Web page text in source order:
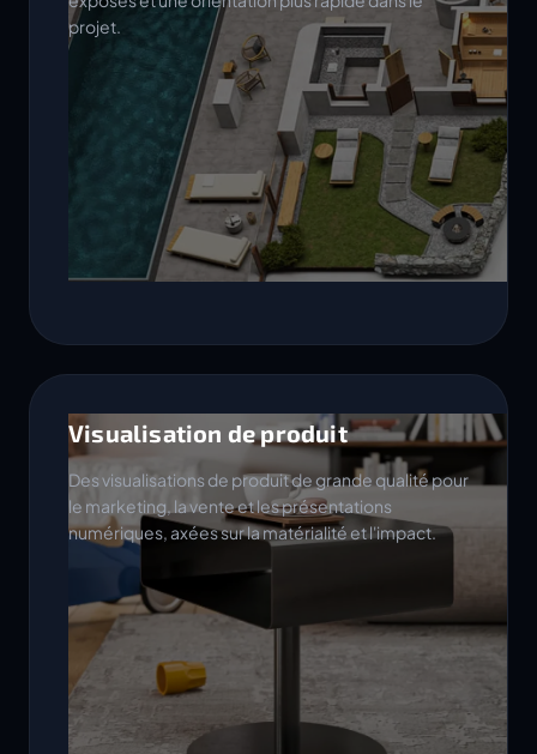
projet.
Visualisation de produit
Des visualisations de produit de grande qualité pour
le marketing, la vente et les présentations
numériques, axées sur la matérialité et l'impact.